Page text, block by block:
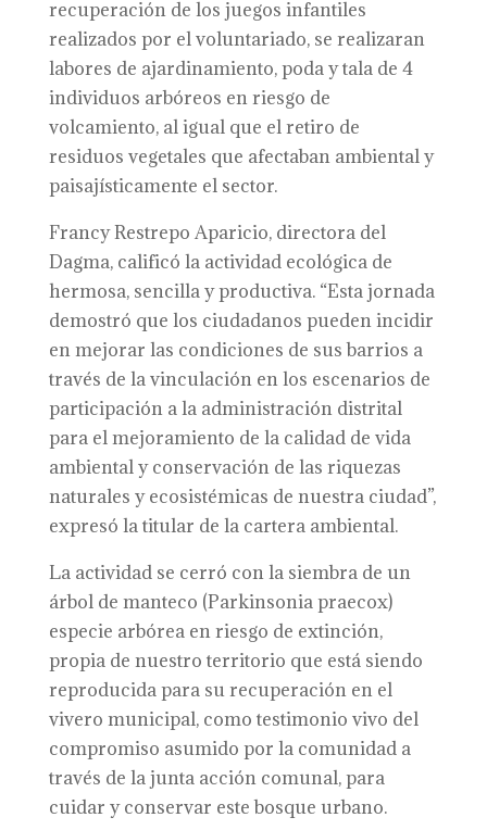
recuperación de los juegos infantiles
realizados por el voluntariado, se realizaran
labores de ajardinamiento, poda y tala de 4
individuos arbóreos en riesgo de
volcamiento, al igual que el retiro de
residuos vegetales que afectaban ambiental y
paisajísticamente el sector.
Francy Restrepo Aparicio, directora del
Dagma, calificó la actividad ecológica de
hermosa, sencilla y productiva. “Esta jornada
demostró que los ciudadanos pueden incidir
en mejorar las condiciones de sus barrios a
través de la vinculación en los escenarios de
participación a la administración distrital
para el mejoramiento de la calidad de vida
ambiental y conservación de las riquezas
naturales y ecosistémicas de nuestra ciudad”,
expresó la titular de la cartera ambiental.
La actividad se cerró con la siembra de un
árbol de manteco (Parkinsonia praecox)
especie arbórea en riesgo de extinción,
propia de nuestro territorio que está siendo
reproducida para su recuperación en el
vivero municipal, como testimonio vivo del
compromiso asumido por la comunidad a
través de la junta acción comunal, para
cuidar y conservar este bosque urbano.